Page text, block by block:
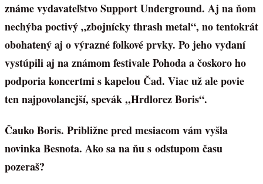
známe vydavateľstvo Support Underground. Aj na ňom
nechýba poctivý „zbojnícky thrash metal“, no tentokrát
obohatený aj o výrazné folkové prvky. Po jeho vydaní
vystúpili aj na známom festivale Pohoda a čoskoro ho
podporia koncertmi s kapelou Čad. Viac už ale povie
ten najpovolanejší, spevák ,,Hrdlorez Boris“.
Čauko Boris. Približne pred mesiacom vám vyšla
novinka Besnota. Ako sa na ňu s odstupom času
pozeraš?